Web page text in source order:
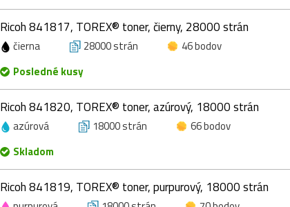
Ricoh 841817, TOREX® toner, čierny, 28000 strán
čierna 28000 strán
46 bodov
Posledné kusy
Ricoh 841820, TOREX® toner, azúrový, 18000 strán
azúrová 18000 strán
66 bodov
Skladom
Ricoh 841819, TOREX® toner, purpurový, 18000 strán